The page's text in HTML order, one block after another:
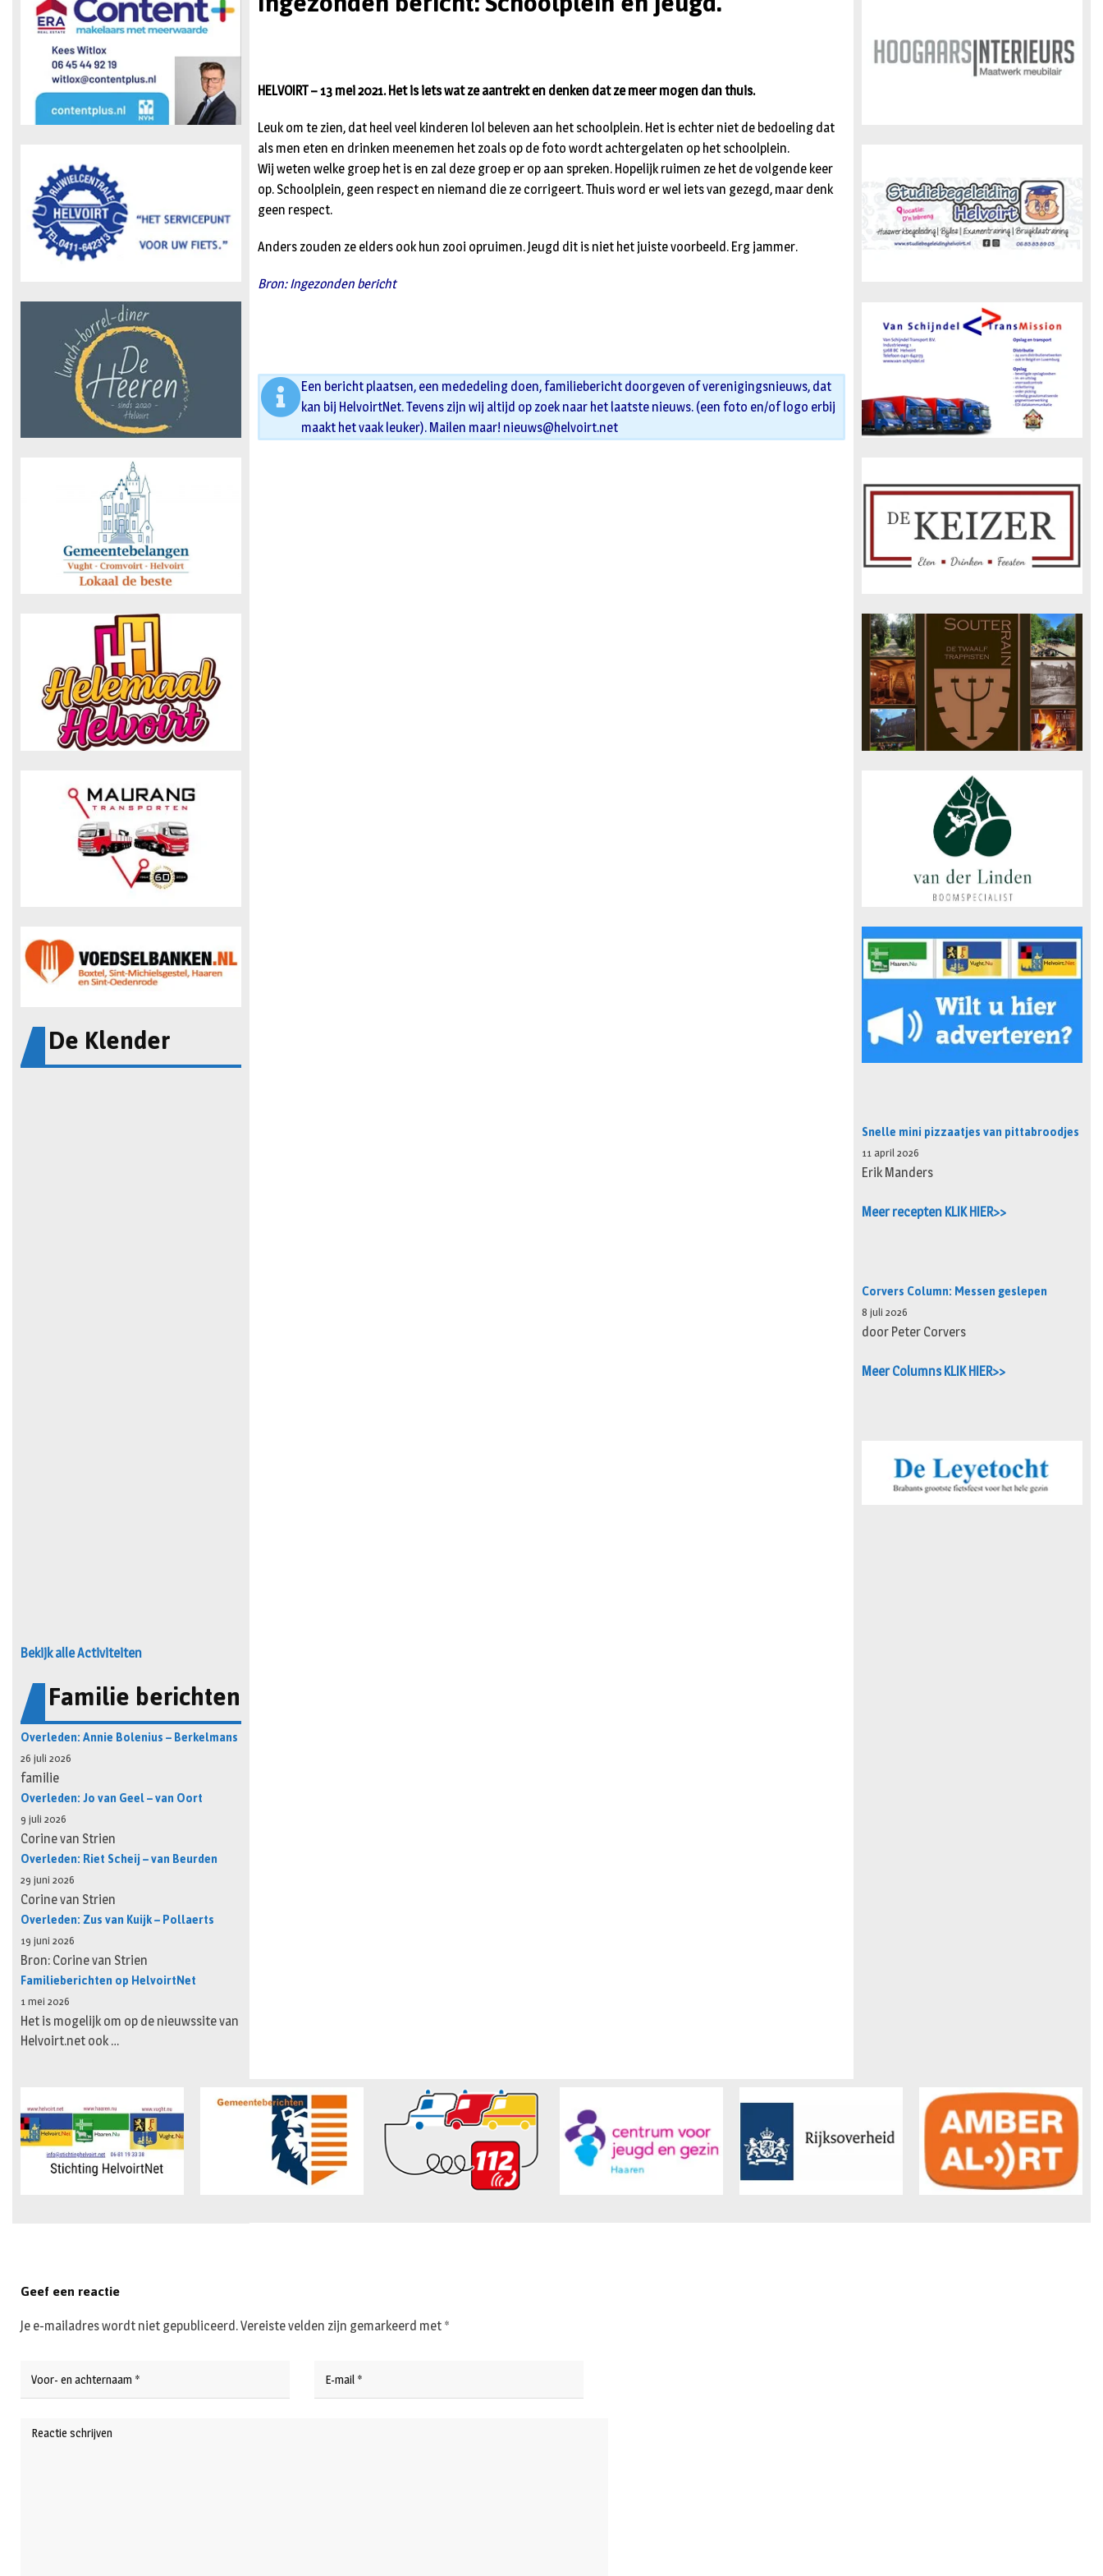
De Klender
Bekijk alle Activiteiten
Familie berichten
Overleden: Annie Bolenius – Berkelmans
26 juli 2026
familie
Overleden: Jo van Geel – van Oort
9 juli 2026
Corine van Strien
Overleden: Riet Scheij – van Beurden
29 juni 2026
Corine van Strien
Overleden: Zus van Kuijk – Pollaerts
19 juni 2026
Bron: Corine van Strien
Familieberichten op HelvoirtNet
1 mei 2026
Het is mogelijk om op de nieuwssite van
Helvoirt.net ook …
HELVOIRT – 13 mei 2021. Het is iets wat ze aantrekt en denken dat ze meer mogen dan thuis.
Leuk om te zien, dat heel veel kinderen lol beleven aan het schoolplein. Het is echter niet de bedoeling dat
als men eten en drinken meenemen het zoals op de foto wordt achtergelaten op het schoolplein.
Wij weten welke groep het is en zal deze groep er op aan spreken. Hopelijk ruimen ze het de volgende keer
op. Schoolplein, geen respect en niemand die ze corrigeert. Thuis word er wel iets van gezegd, maar denk
geen respect.
Anders zouden ze elders ook hun zooi opruimen. Jeugd dit is niet het juiste voorbeeld. Erg jammer.
Bron: Ingezonden bericht
Een bericht plaatsen, een mededeling doen, familiebericht doorgeven of verenigingsnieuws, dat
kan bij HelvoirtNet. Tevens zijn wij altijd op zoek naar het laatste nieuws. (een foto en/of logo erbij
maakt het vaak leuker). Mailen maar! nieuws@helvoirt.net
Snelle mini pizzaatjes van pittabroodjes
11 april 2026
Erik Manders
Meer recepten KLIK HIER>>
Corvers Column: Messen geslepen
8 juli 2026
door Peter Corvers
Meer Columns KLIK HIER>>
Geef een reactie
Je e-mailadres wordt niet gepubliceerd.Vereiste velden zijn gemarkeerd met *